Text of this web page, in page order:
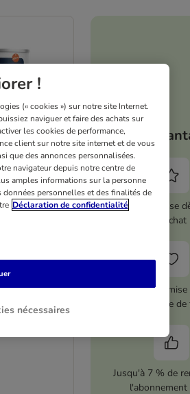
Vos
5 % de remise
d'achat
12 € de remise
programme
Jusqu'à 7 % de
!
(« cookies ») sur notre site Internet.
naviguer et faire des achats sur
les cookies de performance,
client sur notre site internet et de vous
que des annonces personnalisées.
navigateur depuis notre centre de
amples informations sur la personne
personnelles et des finalités de
Déclaration de confidentialité
nécessaires